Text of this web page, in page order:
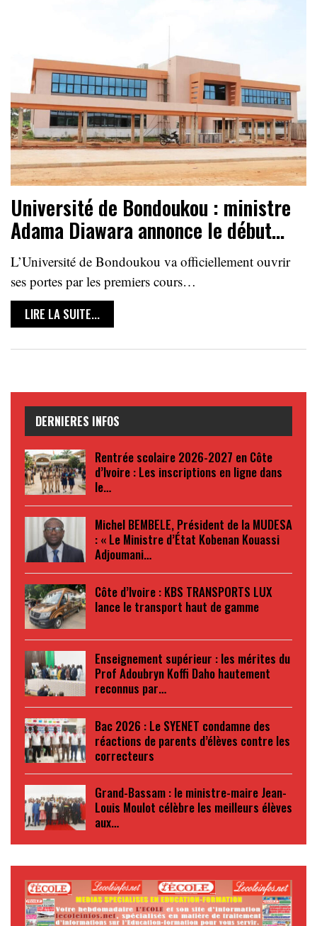
Université de Bondoukou : ministre
Adama Diawara annonce le début…
L’Université de Bondoukou va officiellement ouvrir
ses portes par les premiers cours…
LIRE LA SUITE...
DERNIERES INFOS
Rentrée scolaire 2026-2027 en Côte
d’Ivoire : Les inscriptions en ligne dans
le…
Michel BEMBELE, Président de la MUDESA
: « Le Ministre d’État Kobenan Kouassi
Adjoumani…
Côte d’Ivoire : KBS TRANSPORTS LUX
lance le transport haut de gamme
Enseignement supérieur : les mérites du
Prof Adoubryn Koffi Daho hautement
reconnus par…
Bac 2026 : Le SYENET condamne des
réactions de parents d’élèves contre les
correcteurs
Grand-Bassam : le ministre-maire Jean-
Louis Moulot célèbre les meilleurs élèves
aux…